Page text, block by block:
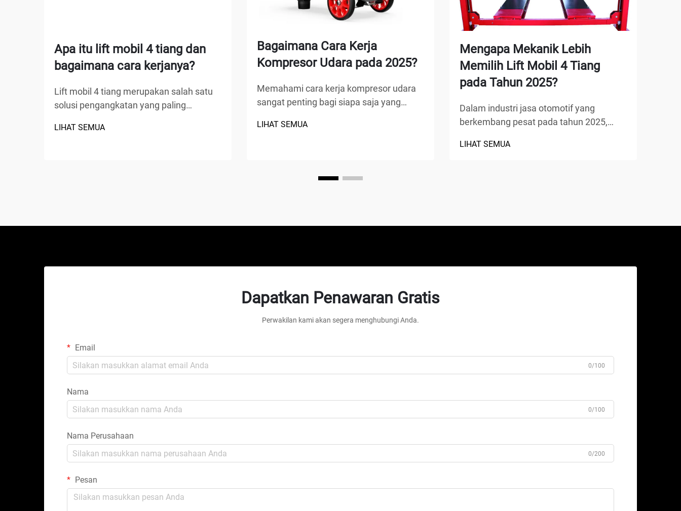
Apa itu lift mobil 4 tiang dan
bagaimana cara kerjanya?
Lift mobil 4 tiang merupakan salah satu
solusi pengangkatan yang paling
di fasilitas servis otomotif, bengkel
LIHAT SEMUA
Bagaimana Cara Kerja
Kompresor Udara pada 2025?
Memahami cara kerja kompresor udara
sangat penting bagi siapa saja yang
otomotif, konstruksi, atau proyek
LIHAT SEMUA
Mengapa Mekanik Lebih
Memilih Lift Mobil 4 Tiang
pada Tahun 2025?
Dalam industri jasa otomotif yang
berkembang pesat pada tahun 2025,
canggih yang memaksimalkan efisiensi
LIHAT SEMUA
Dapatkan Penawaran Gratis
Perwakilan kami akan segera menghubungi Anda.
Email
0/100
Nama
0/100
Nama Perusahaan
0/200
Pesan